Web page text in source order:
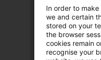
In order to
we and certain
stored on your
the browser
cookies remain
recognise your